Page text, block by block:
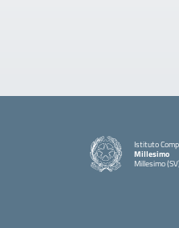
Istituto
Millesimo
Millesimo (SV)